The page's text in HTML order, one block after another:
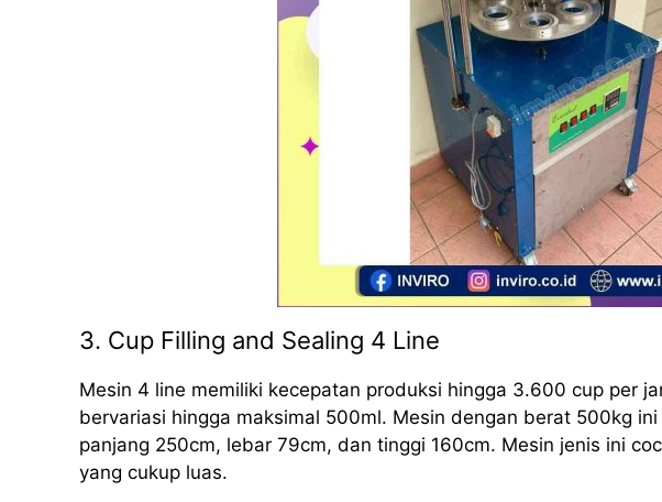
3. Cup Filling and Sealing 4 Line
Mesin 4 line memiliki kecepatan produksi hingga 3.600 cup per
bervariasi hingga maksimal 500ml. Mesin dengan berat 500kg
panjang 250cm, lebar 79cm, dan tinggi 160cm. Mesin jenis ini
yang cukup luas.